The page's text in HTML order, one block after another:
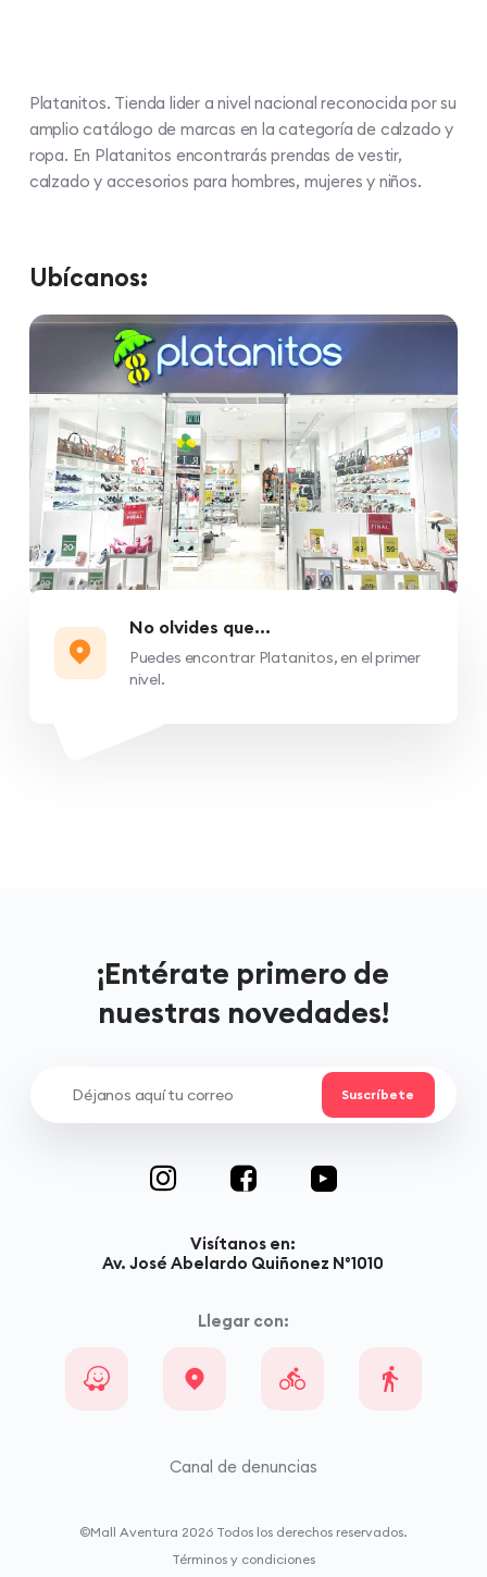
Platanitos. Tienda lider a nivel nacional reconocida por su
amplio catálogo de marcas en la categoría de calzado y
ropa. En Platanitos encontrarás prendas de vestir,
calzado y accesorios para hombres, mujeres y niños.
Ubícanos:
No olvides que...
Puedes encontrar Platanitos, en el primer
nivel.
¡Entérate primero de
nuestras novedades!
Visítanos en:
Av. José Abelardo Quiñonez N°1010
Llegar con:
Canal de denuncias
©Mall Aventura 2026 Todos los derechos reservados.
Términos y condiciones